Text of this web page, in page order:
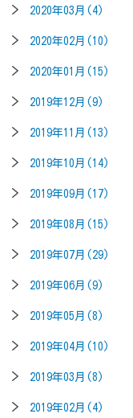
2020年03月(4)
2020年02月(10)
2020年01月(15)
2019年12月(9)
2019年11月(13)
2019年10月(14)
2019年09月(17)
2019年08月(15)
2019年07月(29)
2019年06月(9)
2019年05月(8)
2019年04月(10)
2019年03月(8)
2019年02月(4)